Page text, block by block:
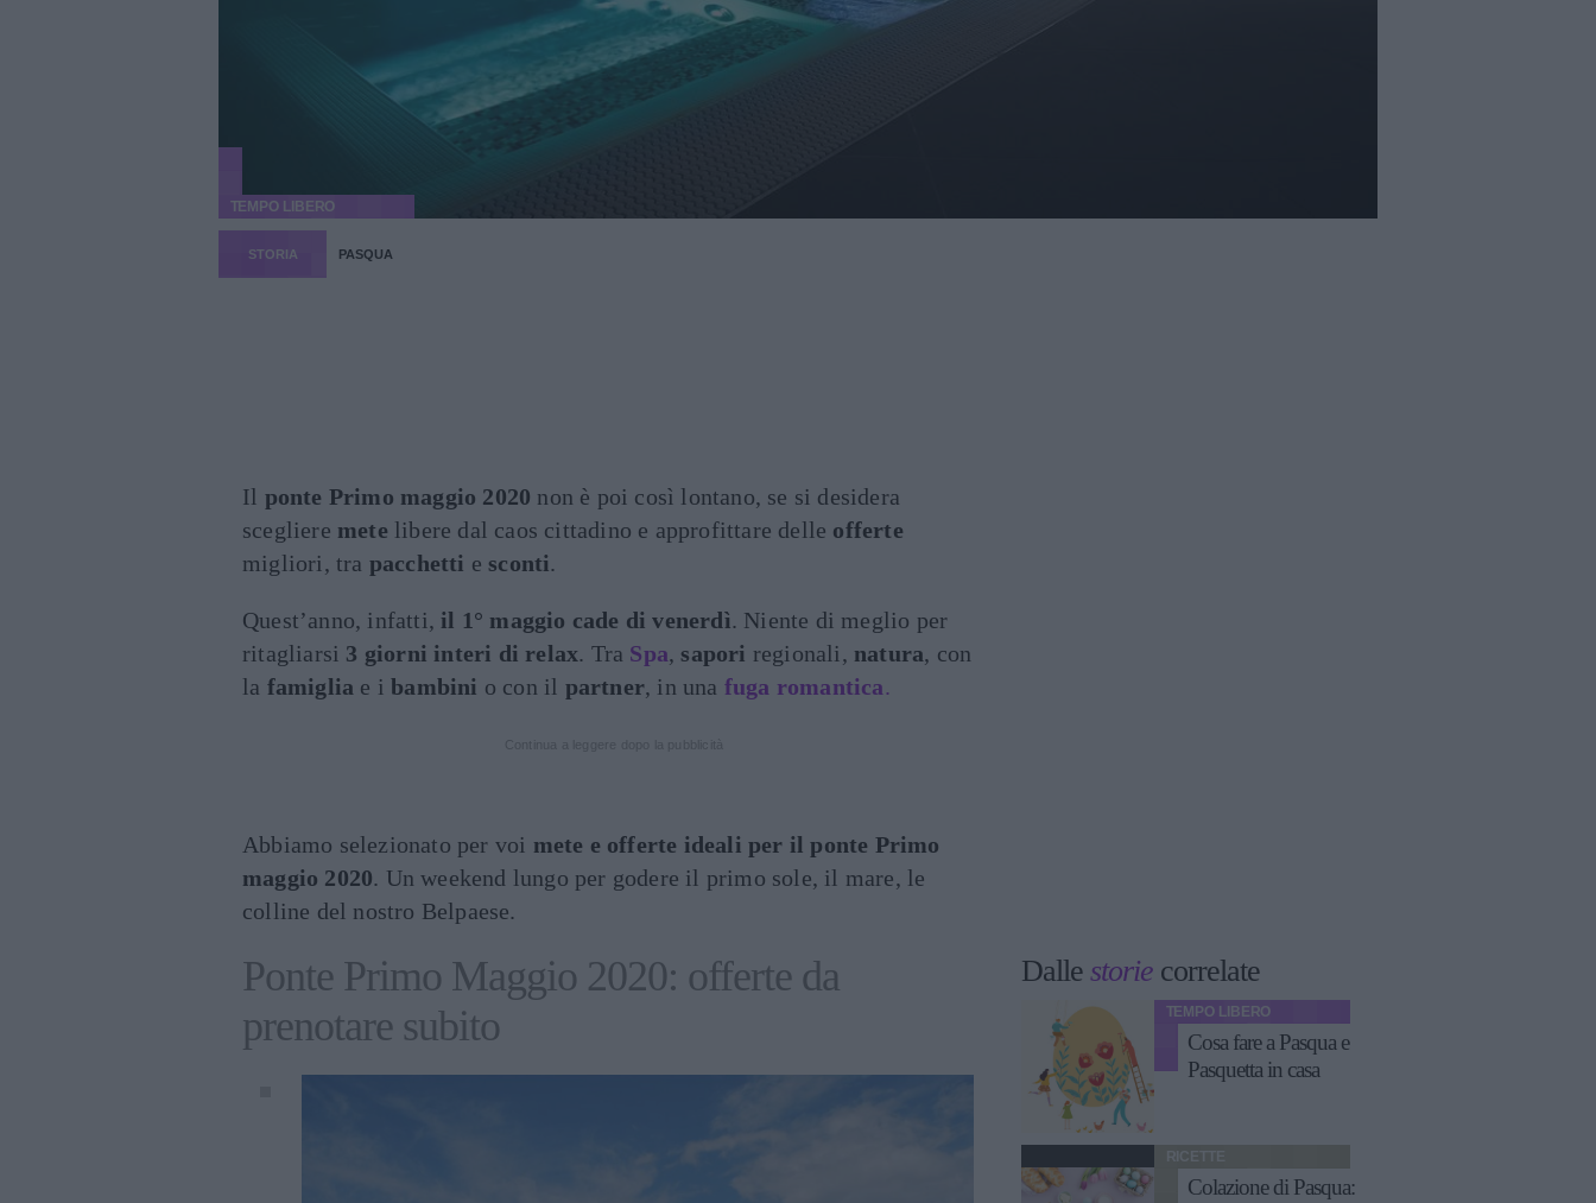
TEMPO LIBERO
STORIA PASQUA
Il ponte Primo maggio 2020 non è poi così lontano, se si desidera
scegliere mete libere dal caos cittadino e approfittare delle offerte
migliori, tra pacchetti e sconti.
Quest’anno, infatti, il 1° maggio cade di venerdì. Niente di meglio per
ritagliarsi 3 giorni interi di relax. Tra Spa, sapori regionali, natura, con
la famiglia e ibambini o con il partner, in una fuga romantica.
Abbiamo selezionato per voi mete e offerte ideali per il ponte Primo
maggio 2020. Un weekend lungo per godere il primo sole, il mare, le
colline del nostro Belpaese.
Ponte Primo Maggio 2020: offerte da
prenotare subito
Dalle storie correlate
TEMPO LIBERO
Cosa fare a Pasqua e
Pasquetta in casa
RICETTE
Colazione di Pasqua: